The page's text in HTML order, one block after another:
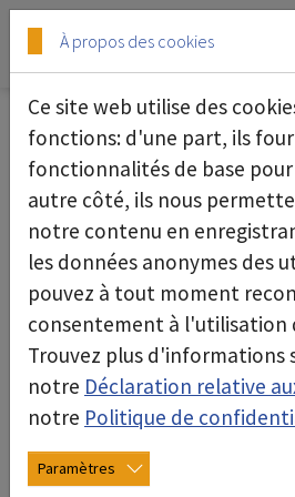
Skip to main content
Skip to page footer
Termini e condizioni
deconta Gerätetechnik
(CHE-112.331.444)
Stato: novembre 2023
I. Campo di applicazione
Art. 1 Precisazioni del
Le presenti Condizioni
seguito "CG") si applicano a
À propos des cookies
Ce site web utilise des
fonctions: d'une part, ils
fonctionnalités de base
autre côté, ils nous
notre contenu en
les données anonymes des
pouvez à tout moment
consentement à l'utilisation
Trouvez plus d'informations
notre Déclaration relative
notre Politique de
Paramètres